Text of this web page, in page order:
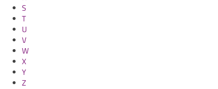
S
T
U
V
W
X
Y
Z